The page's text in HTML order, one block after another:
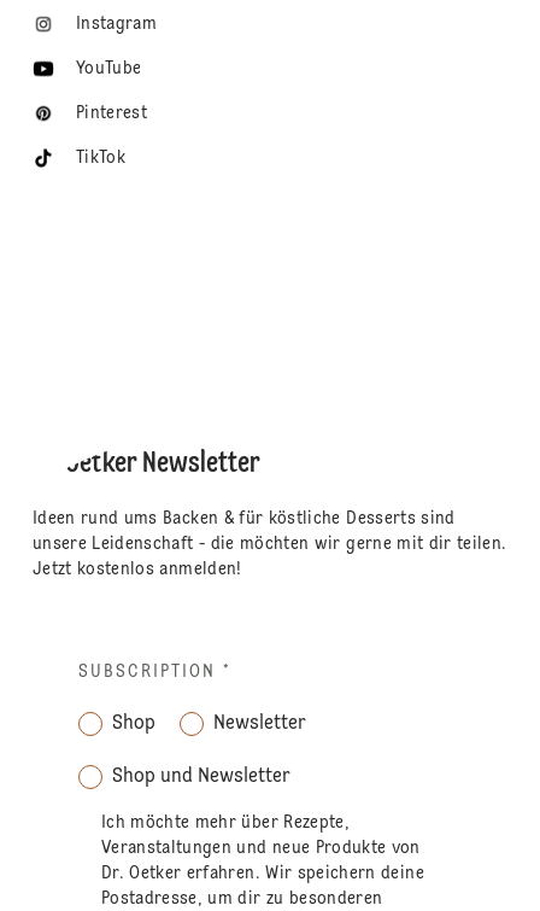
Instagram
YouTube
Pinterest
TikTok
Dr. Oetker Newsletter
Ideen rund ums Backen & für köstliche Desserts sind
unsere Leidenschaft - die möchten wir gerne mit dir teilen.
Jetzt kostenlos anmelden!
SUBSCRIPTION *
Shop Newsletter
Shop und Newsletter
Ich möchte mehr über Rezepte,
Veranstaltungen und neue Produkte von
Dr. Oetker erfahren. Wir speichern deine
Postadresse, um dir zu besonderen